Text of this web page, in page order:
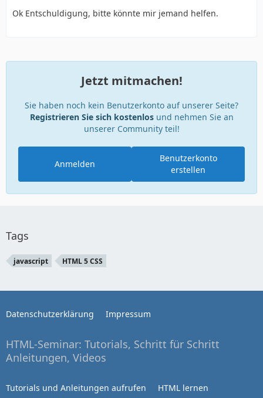
Ok Entschuldigung, bitte könnte mir jemand helfen.
Jetzt mitmachen!
Sie haben noch kein Benutzerkonto auf unserer Seite?
Registrieren Sie sich kostenlosund nehmen Sie an
unserer Community teil!
Benutzerkonto
erstellen
Anmelden
Tags
javascript HTML 5 CSS
Datenschutzerklärung Impressum
HTML-Seminar: Tutorials, Schritt für Schritt
Anleitungen, Videos
Tutorials und Anleitungen aufrufen HTML lernen